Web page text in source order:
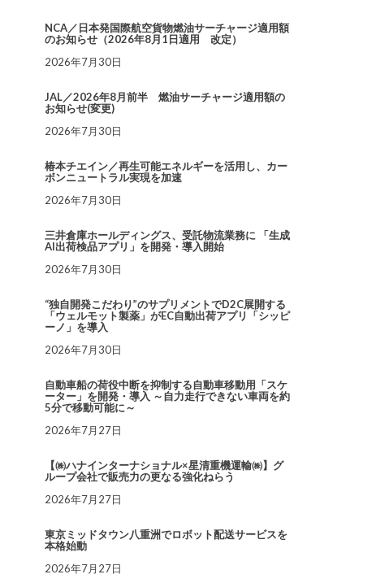
NCA／日本発国際航空貨物燃油サーチャージ適用額
のお知らせ（2026年8月1日適用 改定）
2026年7月30日
JAL／2026年8月前半 燃油サーチャージ適用額の
お知らせ(変更)
2026年7月30日
椿本チエイン／再生可能エネルギーを活用し、カー
ボンニュートラル実現を加速
2026年7月30日
三井倉庫ホールディングス、受託物流業務に 「生成
AI出荷検品アプリ」を開発・導入開始
2026年7月30日
“独自開発こだわり”のサプリメントでD2C展開する
「ウェルモット製薬」がEC自動出荷アプリ「シッピ
ーノ」を導入
2026年7月30日
自動車船の荷役中断を抑制する自動車移動用「スケ
ーター」を開発・導入 ～自力走行できない車両を約
5分で移動可能に～
2026年7月27日
【㈱ハナインターナショナル×星清重機運輸㈱】グ
ループ会社で販売力の更なる強化ねらう
2026年7月27日
東京ミッドタウン八重洲でロボット配送サービスを
本格始動
2026年7月27日